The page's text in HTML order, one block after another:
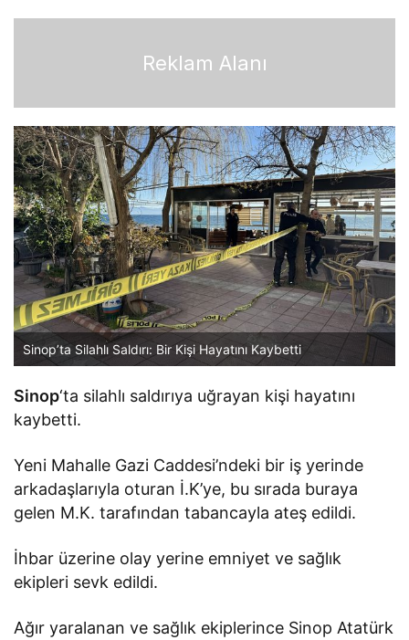
Reklam Alanı
Sinop’ta Silahlı Saldırı: Bir Kişi Hayatını Kaybetti
Sinop‘ta silahlı saldırıya uğrayan kişi hayatını
kaybetti.
Yeni Mahalle Gazi Caddesi’ndeki bir iş yerinde
arkadaşlarıyla oturan İ.K’ye, bu sırada buraya
gelen M.K. tarafından tabancayla ateş edildi.
İhbar üzerine olay yerine emniyet ve sağlık
ekipleri sevk edildi.
Ağır yaralanan ve sağlık ekiplerince Sinop Atatürk